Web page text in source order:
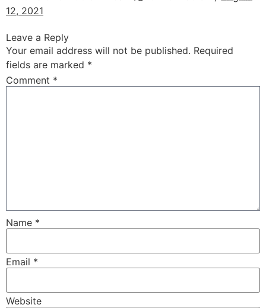
12, 2021
Leave a Reply
Your email address will not be published. Required
fields are marked *
Comment *
Name *
Email *
Website